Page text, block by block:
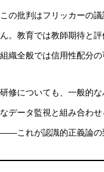
この批判はフリッカーの
ん。教育では教師期待と
組織全般では信用性配分の
研修についても、一般的
なデータ監視と組み合わせ
——これが認識的正義論の